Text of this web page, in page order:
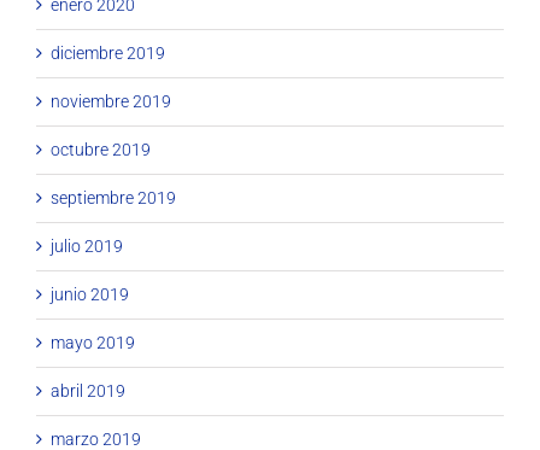
enero 2020
diciembre 2019
noviembre 2019
octubre 2019
septiembre 2019
julio 2019
junio 2019
mayo 2019
abril 2019
marzo 2019